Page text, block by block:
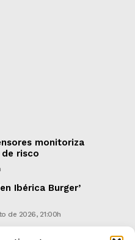
monitoriza
risco
Ibérica Burger’
de 2026, 21:00h